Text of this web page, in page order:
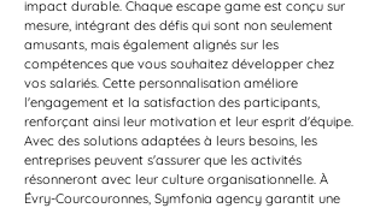
impact durable. Chaque escape game est conçu sur
mesure, intégrant des défis qui sont non seulement
amusants, mais également alignés sur les
compétences que vous souhaitez développer chez
vos salariés. Cette personnalisation améliore
l'engagement et la satisfaction des participants,
renforçant ainsi leur motivation et leur esprit d'équipe.
Avec des solutions adaptées à leurs besoins, les
entreprises peuvent s'assurer que les activités
résonneront avec leur culture organisationnelle. À
Évry-Courcouronnes, Symfonia agency garantit une